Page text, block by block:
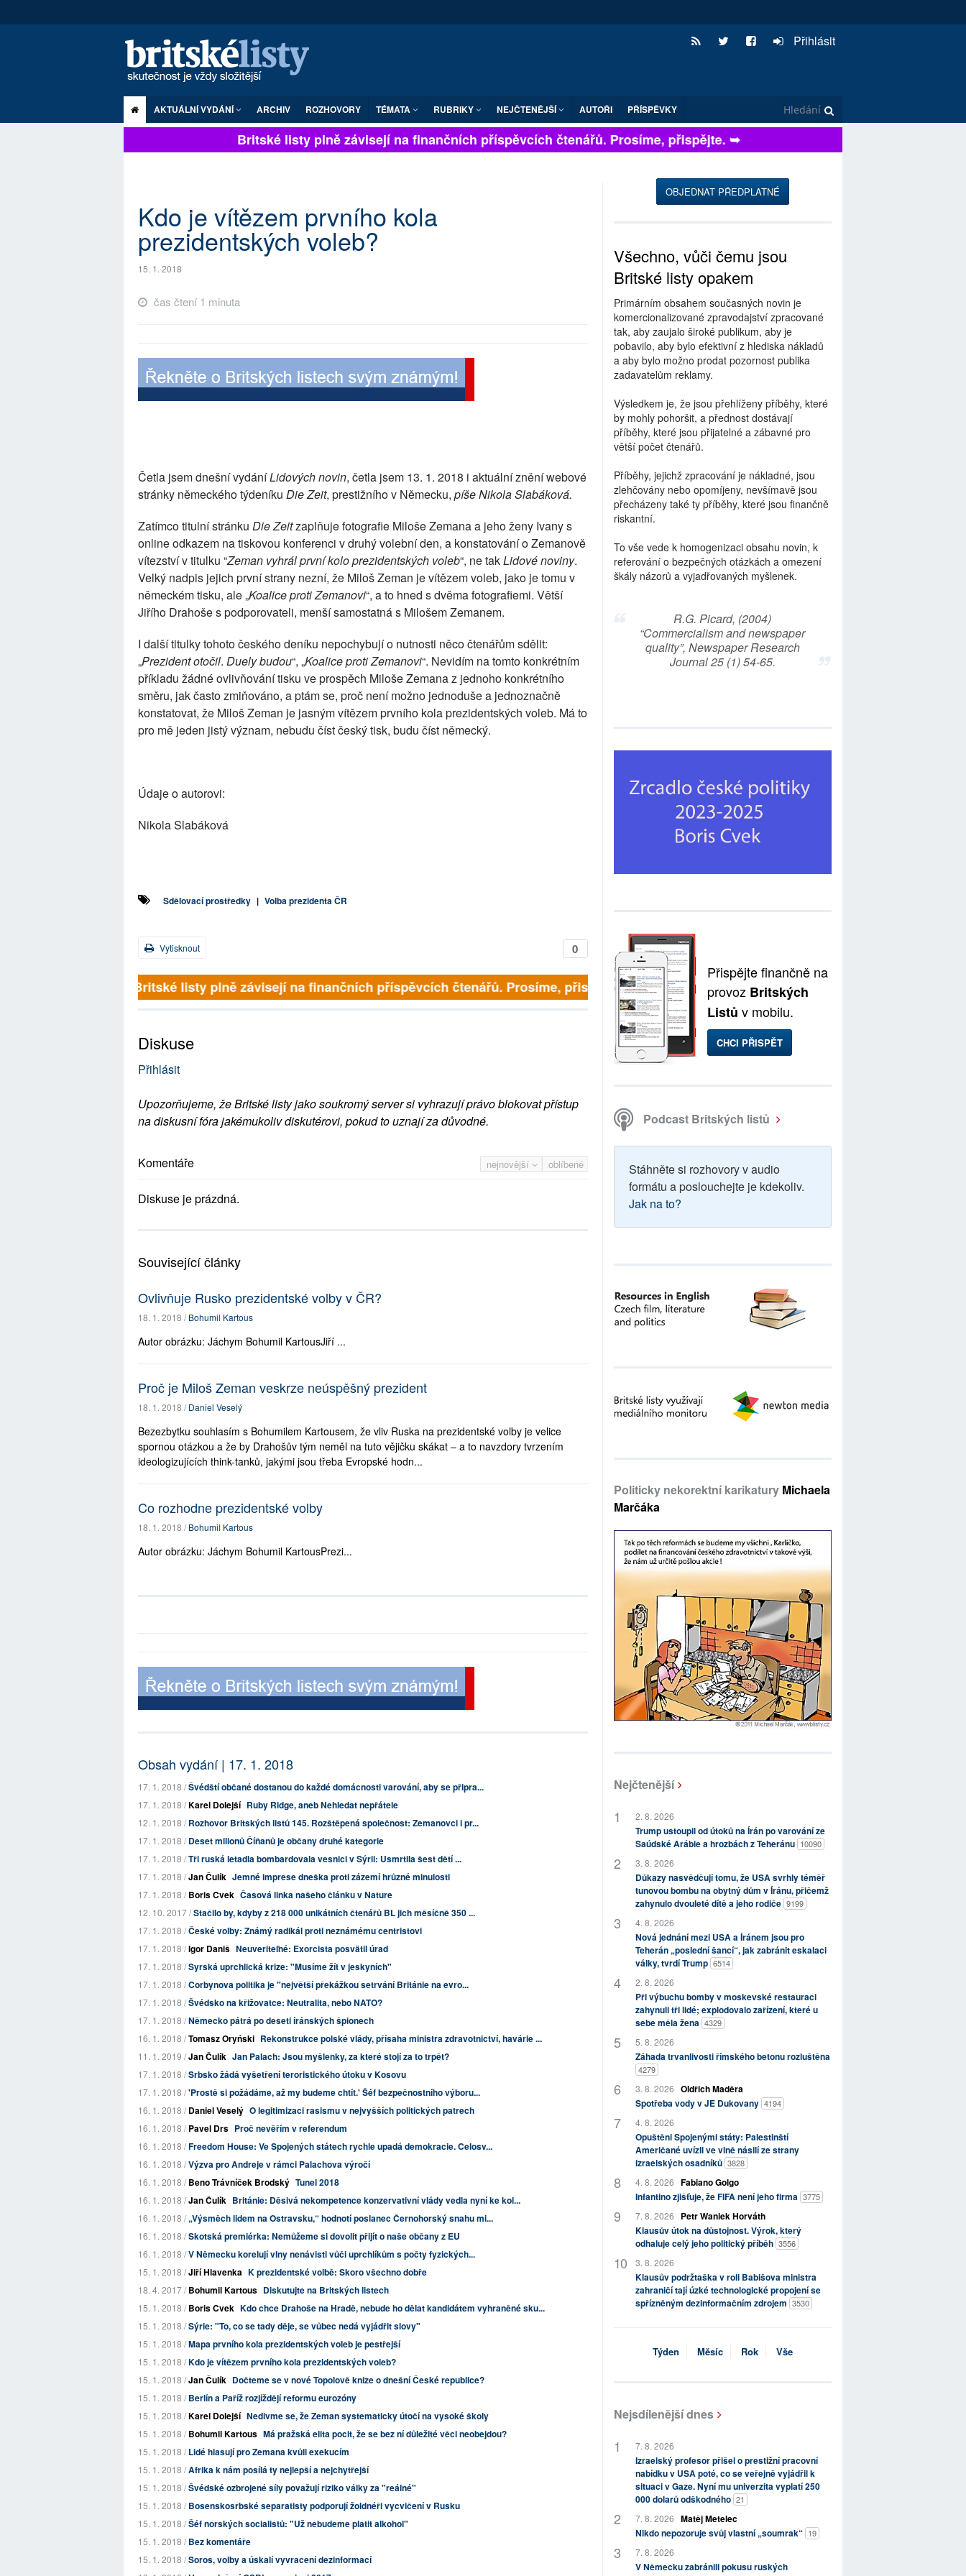
Přihlásit
AKTUÁLNÍ VYDÁNÍ ARCHIV ROZHOVORY TÉMATA RUBRIKY NEJČTENĚJŠÍ AUTOŘI PŘÍSPĚVKY
Britské listy plně závisejí na finančních příspěvcích čtenářů. Prosíme, přispějte. ➥
Kdo je vítězem prvního kola
prezidentských voleb?
15. 1. 2018
čas čtení 1 minuta
Četla jsem dnešní vydáníLidových novin, četla jsem 13. 1. 2018 i aktuální znění webové
stránky německého týdeníku Die Zeit, prestižního v Německu, píše Nikola Slabáková.
Zatímco titulní stránku Die Zeitzaplňuje fotografie Miloše Zemana a jeho ženy Ivany s
online odkazem na tiskovou konferenci v druhý volební den, a konstatování o Zemanově
vítezství v titulku “Zeman vyhrál první kolo prezidentských voleb“, ne takLidové noviny.
Velký nadpis jejich první strany nezní, že Miloš Zeman je vítězem voleb, jako je tomu v
německém tisku, ale „Koalice proti Zemanovi“, a to hned s dvěma fotografiemi. Větší
Jiřího Drahoše s podporovateli, menší samostatná s Milošem Zemanem.
I další titulky tohoto českého deníku nepochybují o nutnosti něco čtenářům sdělit:
„Prezident otočil. Duely budou“, „Koalice proti Zemanovi“. Nevidím na tomto konkrétním
příkladu žádné ovlivňování tisku ve prospěch Miloše Zemana z jednoho konkrétního
směru, jak často zmiňováno, a ptám se, proč není možno jednoduše a jednoznačně
konstatovat, že Miloš Zeman je jasným vítězem prvního kola prezidentských voleb. Má to
pro mě jeden jistý význam, nebudu číst český tisk, budu číst německý.
Údaje o autorovi:
Nikola Slabáková
Sdělovací prostředky | Volba prezidenta ČR
0
Vytisknout
Britské listy plně závisejí na finančních příspěvcích čtenářů. Prosíme, přispějte. ➥
Diskuse
Přihlásit
Upozorňujeme, že Britské listy jako soukromý server si vyhrazují právo blokovat přístup
na diskusní fóra jakémukoliv diskutérovi, pokud to uznají za důvodné.
nejnovější oblíbené
Komentáře
Diskuse je prázdná.
Související články
Ovlivňuje Rusko prezidentské volby v ČR?
18. 1. 2018 /Bohumil Kartous
Autor obrázku: Jáchym Bohumil KartousJiří ...
Proč je Miloš Zeman veskrze neúspěšný prezident
18. 1. 2018 /Daniel Veselý
Bezezbytku souhlasím s Bohumilem Kartousem, že vliv Ruska na prezidentské volby je velice
spornou otázkou a že by Drahošův tým neměl na tuto vějičku skákat – a to navzdory tvrzením
ideologizujících think-tanků, jakými jsou třeba Evropské hodn...
Co rozhodne prezidentské volby
18. 1. 2018 /Bohumil Kartous
Autor obrázku: Jáchym Bohumil KartousPrezi...
Obsah vydání | 17. 1. 2018
17. 1. 2018 /Švédští občané dostanou do každé domácnosti varování, aby se připra...
17. 1. 2018 /Karel Dolejší Ruby Ridge, aneb Nehledat nepřátele
12. 1. 2018 /Rozhovor Britských listů 145. Rozštěpená společnost: Zemanovci i pr...
17. 1. 2018 /Deset milionů Číňanů je občany druhé kategorie
17. 1. 2018 /Tři ruská letadla bombardovala vesnici v Sýrii: Usmrtila šest dětí ...
17. 1. 2018 /Jan Čulík Jemné imprese dneška proti zázemí hrůzné minulosti
17. 1. 2018 /Boris Cvek Časová linka našeho článku v Nature
12. 10. 2017 /Stačilo by, kdyby z 218 000 unikátních čtenářů BL jich měsíčně 350 ...
17. 1. 2018 /České volby: Známý radikál proti neznámému centristovi
17. 1. 2018 /Igor Daniš Neuveriteľné: Exorcista posvätil úrad
17. 1. 2018 /Syrská uprchlická krize: "Musíme žít v jeskyních"
17. 1. 2018 /Corbynova politika je "největší překážkou setrvání Británie na evro...
17. 1. 2018 /Švédsko na křižovatce: Neutralita, nebo NATO?
17. 1. 2018 /Německo pátrá po deseti íránských špionech
16. 1. 2018 /Tomasz Oryński Rekonstrukce polské vlády, přísaha ministra zdravotnictví, havárie ...
11. 1. 2019 /Jan Čulík Jan Palach: Jsou myšlenky, za které stojí za to trpět?
17. 1. 2018 /Srbsko žádá vyšetření teroristického útoku v Kosovu
17. 1. 2018 /'Prostě si požádáme, až my budeme chtít.' Šéf bezpečnostního výboru...
16. 1. 2018 /Daniel Veselý O legitimizaci rasismu v nejvyšších politických patrech
16. 1. 2018 /Pavel Drs Proč nevěřím v referendum
16. 1. 2018 /Freedom House: Ve Spojených státech rychle upadá demokracie. Celosv...
16. 1. 2018 /Výzva pro Andreje v rámci Palachova výročí
16. 1. 2018 /Beno Trávníček Brodský Tunel 2018
16. 1. 2018 /Jan Čulík Británie: Děsivá nekompetence konzervativní vlády vedla nyní ke kol...
16. 1. 2018 /„Výsměch lidem na Ostravsku,“ hodnotí poslanec Černohorský snahu mi...
16. 1. 2018 /Skotská premiérka: Nemůžeme si dovolit přijít o naše občany z EU
16. 1. 2018 /V Německu korelují vlny nenávisti vůči uprchlíkům s počty fyzických...
15. 1. 2018 /Jiří Hlavenka K prezidentské volbě: Skoro všechno dobře
18. 4. 2017 /Bohumil Kartous Diskutujte na Britských listech
15. 1. 2018 /Boris Cvek Kdo chce Drahoše na Hradě, nebude ho dělat kandidátem vyhraněné sku...
15. 1. 2018 /Sýrie: "To, co se tady děje, se vůbec nedá vyjádřit slovy"
15. 1. 2018 /Mapa prvního kola prezidentských voleb je pestřejší
15. 1. 2018 /Kdo je vítězem prvního kola prezidentských voleb?
15. 1. 2018 /Jan Čulík Dočteme se v nové Topolově knize o dnešní České republice?
15. 1. 2018 /Berlín a Paříž rozjíždějí reformu eurozóny
15. 1. 2018 /Karel Dolejší Nedivme se, že Zeman systematicky útočí na vysoké školy
15. 1. 2018 /Bohumil Kartous Má pražská elita pocit, že se bez ní důležité věci neobejdou?
15. 1. 2018 /Lidé hlasují pro Zemana kvůli exekucím
15. 1. 2018 /Afrika k nám posílá ty nejlepší a nejchytřejší
15. 1. 2018 /Švédské ozbrojené síly považují riziko války za "reálné"
15. 1. 2018 /Bosenskosrbské separatisty podporují žoldnéři vycvičení v Rusku
15. 1. 2018 /Šéf norských socialistů: "Už nebudeme platit alkohol"
15. 1. 2018 /Bez komentáře
15. 1. 2018 /Soros, volby a úskalí vyvracení dezinformací
OBJEDNAT PŘEDPLATNÉ
Všechno, vůči čemu jsou
Britské listy opakem
Primárním obsahem současných novin je
komercionalizované zpravodajství zpracované
tak, aby zaujalo široké publikum, aby je
pobavilo, aby bylo efektivní z hlediska nákladů
a aby bylo možno prodat pozornost publika
zadavatelům reklamy.
Výsledkem je, že jsou přehlíženy příběhy, které
by mohly pohoršit, a přednost dostávají
příběhy, které jsou přijatelné a zábavné pro
větší počet čtenářů.
Příběhy, jejichž zpracování je nákladné, jsou
zlehčovány nebo opomíjeny, nevšímavě jsou
přecházeny také ty příběhy, které jsou finančně
riskantní.
To vše vede k homogenizaci obsahu novin, k
referování o bezpečných otázkách a omezení
škály názorů a vyjadřovaných myšlenek.
R.G. Picard, (2004)
“Commercialism and newspaper
quality”, Newspaper Research
Journal 25 (1) 54-65.
Přispějte finančně na
provoz Britských
Listů v mobilu.
CHCI PŘISPĚT
Podcast Britských listů
Stáhněte si rozhovory v audio
formátu a poslouchejte je kdekoliv.
Jak na to?
Politicky nekorektní karikatury Michaela
Marčáka
Nejčtenější
2. 8. 2026
Trump ustoupil od útoků na Írán po varování ze
Saúdské Arábie a hrozbách z Teheránu 10090
3. 8. 2026
Důkazy nasvědčují tomu, že USA svrhly téměř
tunovou bombu na obytný dům v Íránu, přičemž
zahynulo dvouleté dítě a jeho rodiče 9199
4. 8. 2026
Nová jednání mezi USA a Íránem jsou pro
Teherán „poslední šancí“, jak zabránit eskalaci
války, tvrdí Trump 6514
2. 8. 2026
Při výbuchu bomby v moskevské restauraci
zahynuli tři lidé; explodovalo zařízení, které u
sebe měla žena 4329
5. 8. 2026
Záhada trvanlivosti římského betonu rozluštěna
4279
3. 8. 2026 Oldřich Maděra
Spotřeba vody v JE Dukovany 4194
4. 8. 2026
Opuštěni Spojenými státy: Palestinští
Američané uvízli ve vlně násilí ze strany
izraelských osadníků 3828
4. 8. 2026 Fabiano Golgo
Infantino zjišťuje, že FIFA není jeho firma 3775
7. 8. 2026
Petr Waniek Horváth
Klausův útok na důstojnost. Výrok, který
odhaluje celý jeho politický příběh 3556
3. 8. 2026
Klausův podržtaška v roli Babišova ministra
zahraničí tají úzké technologické propojení se
spřízněným dezinformačním zdrojem 3530
Týden Měsíc Rok Vše
Nejsdílenější dnes
7. 8. 2026
Izraelský profesor přišel o prestižní pracovní
nabídku v USA poté, co se veřejně vyjádřil k
situaci v Gaze. Nyní mu univerzita vyplatí 250
000 dolarů odškodného 21
7. 8. 2026 Matěj Metelec
Nikdo nepozoruje svůj vlastní „soumrak“ 19
7. 8. 2026
V Německu zabránili pokusu ruských